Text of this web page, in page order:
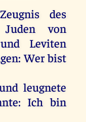
Zeugnis
des
Juden
von
und
Leviten
:Werbist
leugnete
: Ich bin